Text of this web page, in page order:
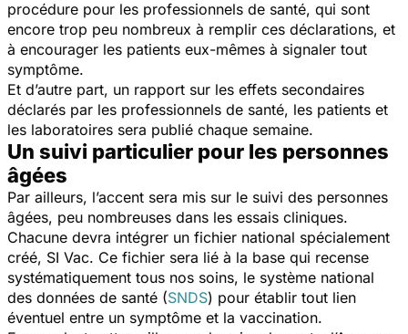
procédure pour les professionnels de santé, qui sont
encore trop peu nombreux à remplir ces déclarations, et
à encourager les patients eux-mêmes à signaler tout
symptôme.
Et d’autre part, un rapport sur les effets secondaires
déclarés par les professionnels de santé, les patients et
les laboratoires sera publié chaque semaine.
Un suivi particulier pour les personnes
âgées
Par ailleurs, l’accent sera mis sur le suivi des personnes
âgées, peu nombreuses dans les essais cliniques.
Chacune devra intégrer un fichier national spécialement
créé, SI Vac. Ce fichier sera lié à la base qui recense
systématiquement tous nos soins, le système national
des données de santé (SNDS) pour établir tout lien
éventuel entre un symptôme et la vaccination.